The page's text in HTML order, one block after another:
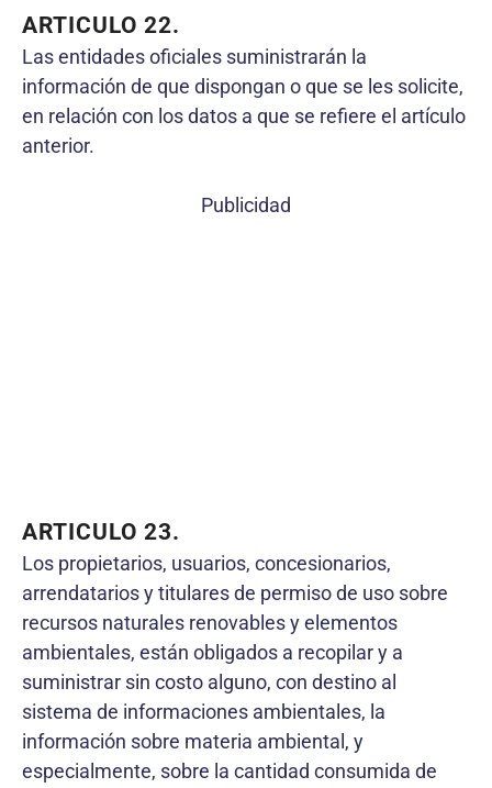
ARTICULO 22.
Las entidades oficiales suministrarán la
información de que dispongan o que se les solicite,
en relación con los datos a que se refiere el artículo
anterior.
Publicidad
ARTICULO 23.
Los propietarios, usuarios, concesionarios,
arrendatarios y titulares de permiso de uso sobre
recursos naturales renovables y elementos
ambientales, están obligados a recopilar y a
suministrar sin costo alguno, con destino al
sistema de informaciones ambientales, la
información sobre materia ambiental, y
especialmente, sobre la cantidad consumida de